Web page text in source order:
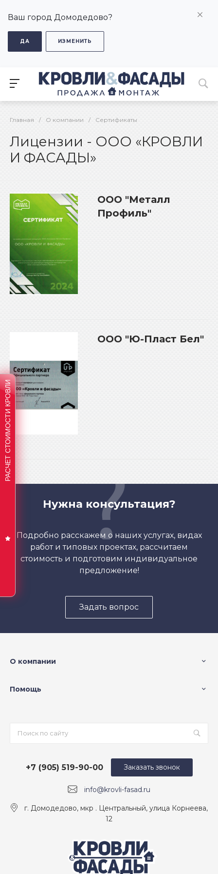
Ваш город Домодедово?
ДА ИЗМЕНИТЬ
Главная / О компании / Сертификаты
Лицензии - ООО «КРОВЛИ
И ФАСАДЫ»
ООО "Металл
Профиль"
OOO "Ю-Пласт Бел"
Нужна консультация?
Подробно расскажем о наших услугах, видах
работ и типовых проектах, рассчитаем
стоимость и подготовим индивидуальное
предложение!
Задать вопрос
О компании
Помощь
info@krovli-fasad.ru
+7 (905) 519-90-00
г. Домодедово, мкр . Центральный, улица Корнеева,
12
Заказать звонок
РАСЧЕТ СТОИМОСТИ КРОВЛИ